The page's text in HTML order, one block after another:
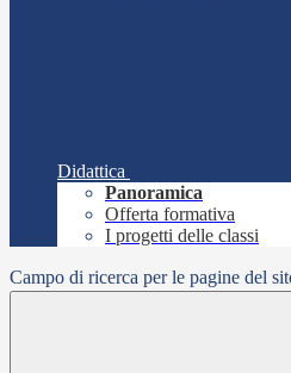
Didattica
Panoramica
Offerta formativa
I progetti delle classi
Campo di ricerca per le pagine del